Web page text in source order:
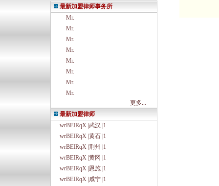
最新加盟律师事务所
Mr.
Mr.
Mr.
Mr.
Mr.
Mr.
Mr.
Mr.
更多...
最新加盟律师
wrBEIRqX |武汉 |1
wrBEIRqX |黄石 |1
wrBEIRqX |荆州 |1
wrBEIRqX |黄冈 |1
wrBEIRqX |恩施 |1
wrBEIRqX |咸宁 |1